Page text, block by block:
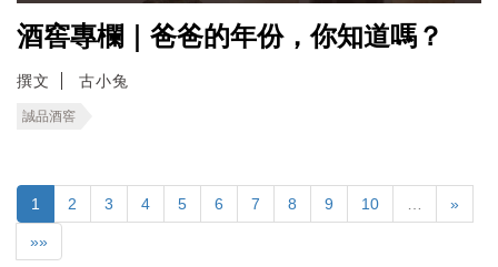
酒窖專欄｜爸爸的年份，你知道嗎？
撰文 古小兔
誠品酒窖
1 2 3 4 5 6 7 8 9 10 »
»»